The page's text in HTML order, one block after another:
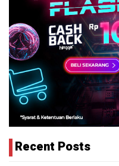
Recent Posts